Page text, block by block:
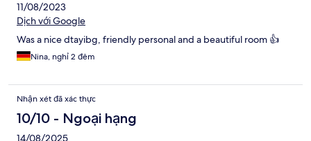
11/08/2023
Dịch với Google
Was a nice dtayibg, friendly personal and a beautiful room 👍
Nina, nghỉ 2 đêm
Nhận xét đã xác thực
10/10 - Ngoại hạng
14/08/2025